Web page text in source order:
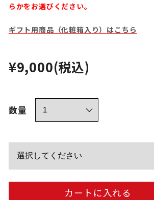
らかをお選びください。
ギフト用商品（化粧箱入り）はこちら
¥9,000(税込)
数量
カートに入れる